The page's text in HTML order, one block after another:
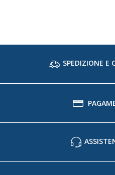
SPEDIZIONE E